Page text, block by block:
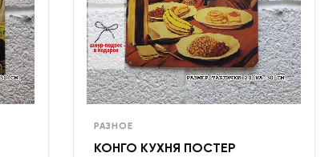
РАЗНОЕ
КОНГО КУХНЯ ПОСТЕР